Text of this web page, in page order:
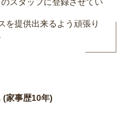
スタッフに登録させてい
を提供出来るよう頑張り
(家事歴10年)